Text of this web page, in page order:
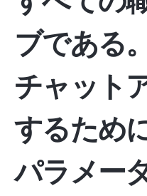
ブである
チャット
するため
パラメー